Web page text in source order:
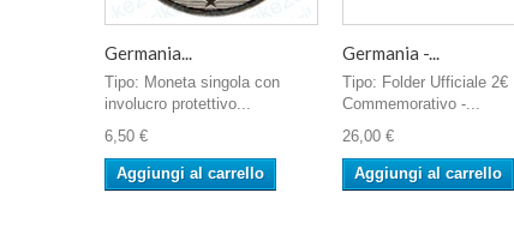
Germania...
Tipo: Moneta singola con
involucro protettivo...
6,50 €
Aggiungi al carrello
Germania -...
Tipo: Folder Ufficiale 2€
Commemorativo -...
26,00 €
Aggiungi al carrello